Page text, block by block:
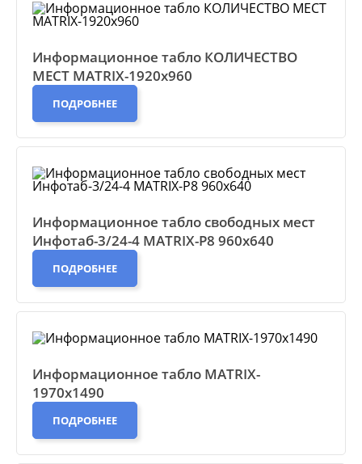
Информационное табло КОЛИЧЕСТВО
МЕСТ MATRIX-1920х960
ПОДРОБНЕЕ
Информационное табло свободных мест
Инфотаб-3/24-4 MATRIX-P8 960x640
ПОДРОБНЕЕ
Информационное табло MATRIX-
1970х1490
ПОДРОБНЕЕ